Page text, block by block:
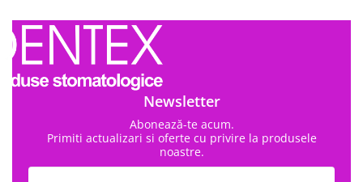
Newsletter
Abonează-te acum.
Primiti actualizari si oferte cu privire la produsele
noastre.